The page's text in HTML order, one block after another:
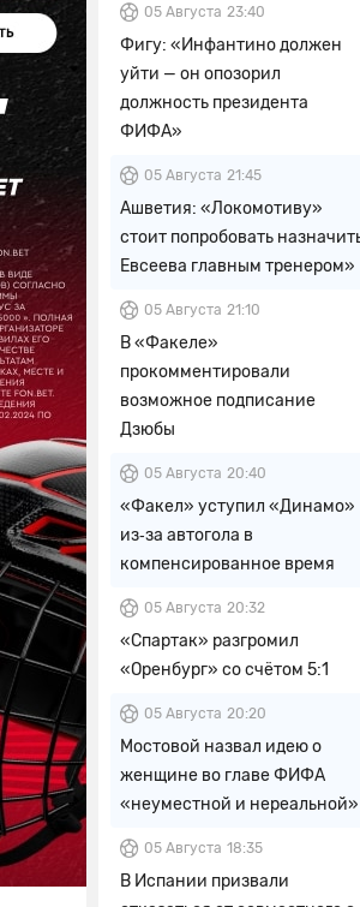
05 Августа 23:40
Фигу: «Инфантино должен
уйти — он опозорил
должность президента
ФИФА»
05 Августа 21:45
Ашветия: «Локомотиву»
стоит попробовать
Евсеева главным тренером»
05 Августа 21:10
В «Факеле»
прокомментировали
возможное подписание
Дзюбы
05 Августа 20:40
«Факел» уступил «Динамо»
из‑за автогола в
компенсированное время
05 Августа 20:32
«Спартак» разгромил
«Оренбург» со счётом 5:1
05 Августа 20:20
Мостовой назвал идею о
женщине во главе ФИФА
«неуместной и нереальной»
05 Августа 18:35
В Испании призвали